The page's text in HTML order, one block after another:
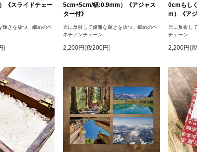
《スライドチェー
輝きを放つ、細めのベ
)
5cm+5cm/幅:0.9mm）《アジャス
ター付》
光に反射して優雅な輝きを放つ、細めのベ
ネチアンチェーン
2,200円(税200円)
0cmもし
m）《ア
光に反射し
チェーン
2,200円(